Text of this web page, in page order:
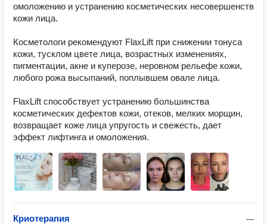
омоложению и устранению косметических несовершенств
кожи лица.
Косметологи рекомендуют FlaxLift при снижении тонуса
кожи, тусклом цвете лица, возрастных изменениях,
пигментации, акне и куперозе, неровном рельефе кожи,
любого рожа высыпаний, поплывшем овале лица.
FlaxLift cпособствует устранению большинства
косметических дефектов кожи, отеков, мелких морщин,
возвращает коже лица упругость и свежесть, дает
эффект лифтинга и омоложения.
—
Криотерапия